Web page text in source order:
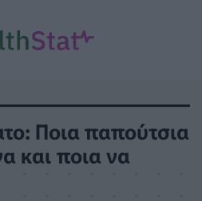
Ποια παπούτσια
και ποια να